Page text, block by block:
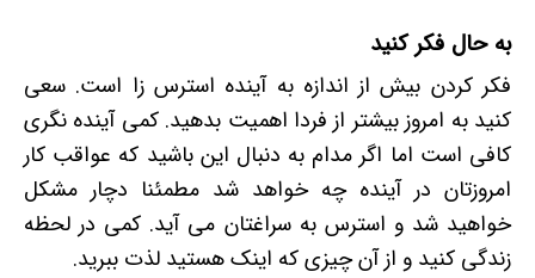
به حال فکر کنید
فکر کردن بیش از اندازه به آینده استرس زا است. سعی
کنید به امروز بیشتر از فردا اهمیت بدهید. کمی آینده نگری
کافی است اما اگر مدام به دنبال این باشید که عواقب کار
امروزتان در آینده چه خواهد شد مطمئنا دچار مشکل
خواهید شد و استرس به سراغتان می آید. کمی در لحظه
زندگی کنید و از آن چیزی که اینک هستید لذت ببرید.